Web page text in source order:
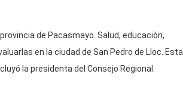
de Pacasmayo. Salud, educación,
en la ciudad de San Pedro de Lloc. Esta
la presidenta del Consejo Regional.